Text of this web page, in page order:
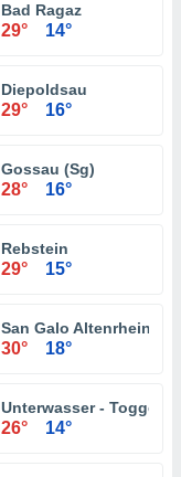
Bad Ragaz
29° 14°
Diepoldsau
29° 16°
Gossau (Sg)
28° 16°
Rebstein
29° 15°
San Galo Altenrhein
30° 18°
Unterwasser -
26° 14°